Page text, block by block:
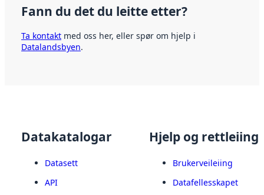
Fann du det du leitte etter?
Ta kontakt med oss her, eller spør om hjelp i
Datalandsbyen.
Datakatalogar
Datasett
API
Hjelp og rettleiing
Brukerveileiing
Datafellesskapet